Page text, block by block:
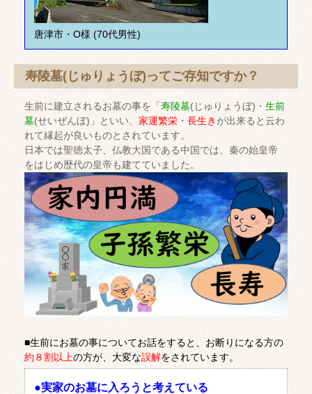
唐津市・O様 (70代男性)
寿陵墓(じゅりょうぼ)ってご存知ですか？
生前に建立されるお墓の事を「寿陵墓(じゅりょうぼ)・生前
墓(せいぜんぼ)」といい、家運繁栄 ・長生き が出来ると云わ
れて縁起が良いものとされています。
日本では聖徳太子、仏教大国である中国では、秦の始皇帝
をはじめ歴代の皇帝も建てていました。
■生前にお墓の事についてお話をすると、お断りになる方の
約８割以上の方が、大変な誤解をされています。
●実家のお墓に入ろうと考えている